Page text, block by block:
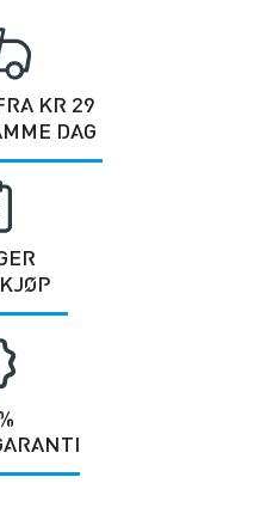
KR 29
DAG